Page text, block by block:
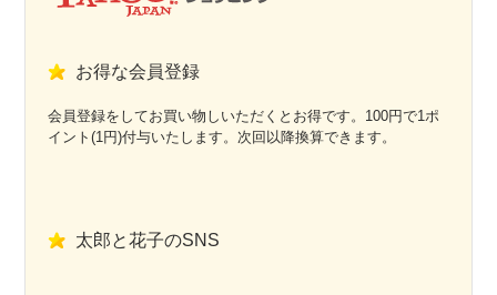
お得な会員登録
会員登録をしてお買い物しいただくとお得です。100円で1ポ
イント(1円)付与いたします。次回以降換算できます。
太郎と花子のSNS